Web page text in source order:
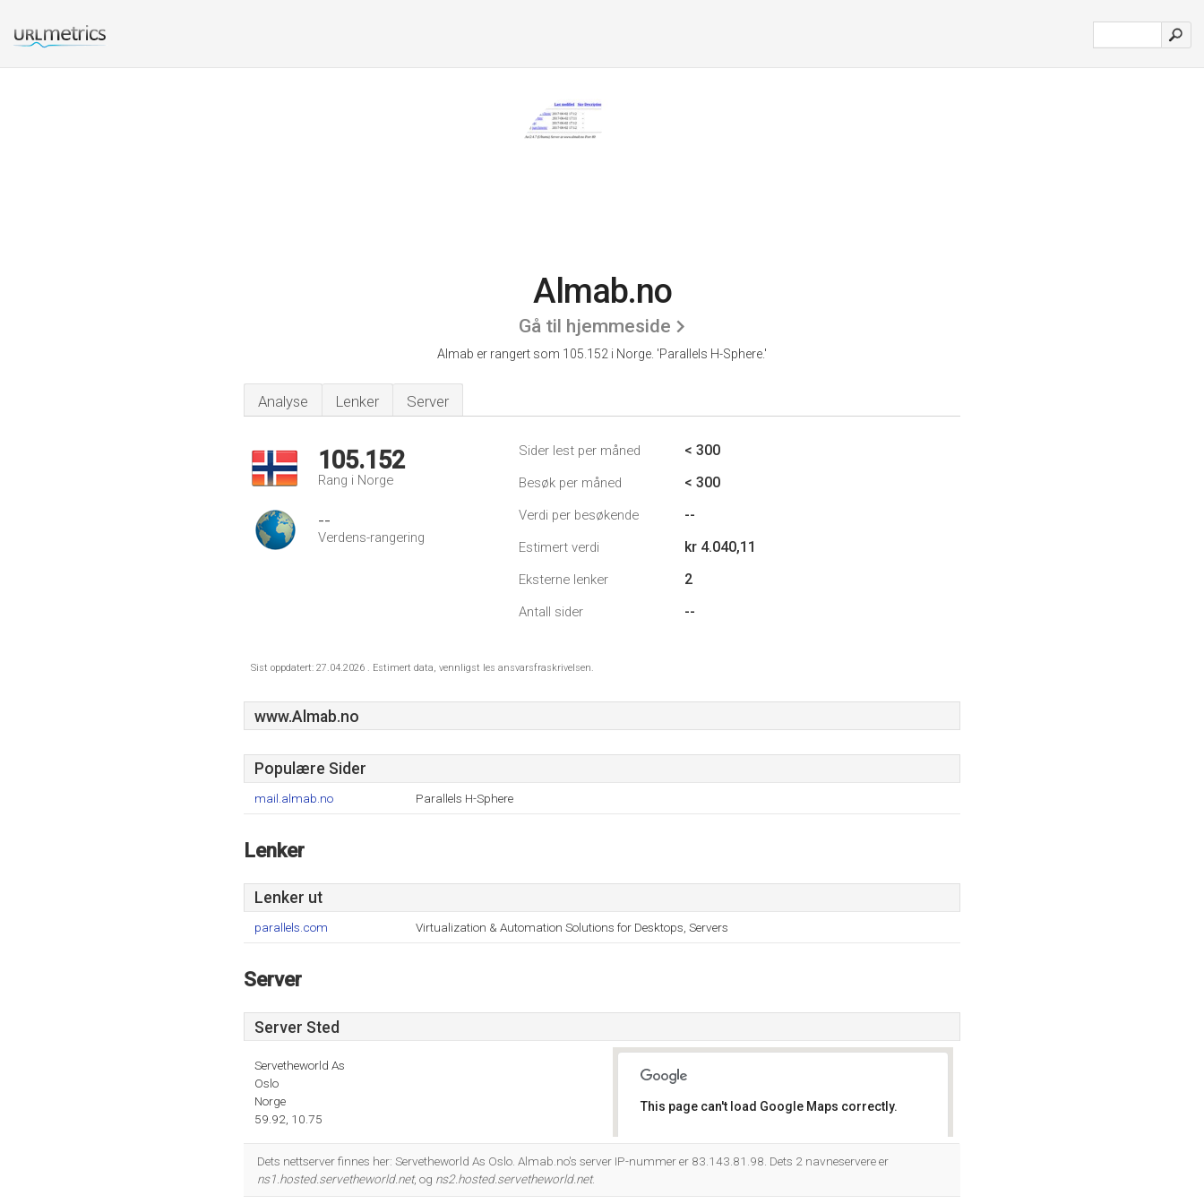
Almab.no
Gå til hjemmeside
Almab er rangert som 105.152 i Norge. 'Parallels H-Sphere.'
Analyse Lenker Server
105.152
Rang i Norge
--
Verdens-rangering
Sider lest per måned < 300
Besøk per måned < 300
Verdi per besøkende --
Estimert verdi kr 4.040,11
Eksterne lenker 2
Antall sider --
Sist oppdatert: 27.04.2026 . Estimert data, vennligst les ansvarsfraskrivelsen.
www.Almab.no
Populære Sider
mail.almab.no Parallels H-Sphere
Lenker
Lenker ut
parallels.com Virtualization & Automation Solutions for Desktops, Servers
Server
Server Sted
Servetheworld As
Oslo
Norge
59.92, 10.75
This page can't load Google Maps correctly.
Dets nettserver finnes her: Servetheworld As Oslo. Almab.no's server IP-nummer er 83.143.81.98. Dets 2 navneservere er
ns1.hosted.servetheworld.net, og ns2.hosted.servetheworld.net.